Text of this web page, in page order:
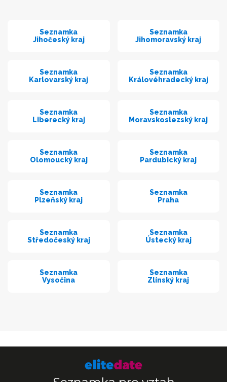
Seznamka
Jihočeský kraj
Seznamka
Jihomoravský kraj
Seznamka
Karlovarský kraj
Seznamka
Královéhradecký kraj
Seznamka
Liberecký kraj
Seznamka
Moravskoslezský kraj
Seznamka
Olomoucký kraj
Seznamka
Pardubický kraj
Seznamka
Plzeňský kraj
Seznamka
Praha
Seznamka
Středočeský kraj
Seznamka
Ústecký kraj
Seznamka
Vysočina
Seznamka
Zlínský kraj